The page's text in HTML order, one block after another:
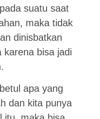
suatu saat
maka tidak
dinisbatkan
karena bisa jadi
apa yang
dan kita punya